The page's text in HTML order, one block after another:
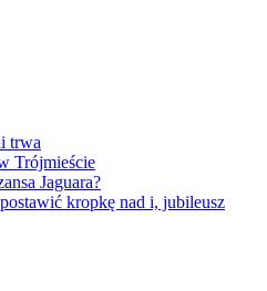
trwa
Trójmieście
Jaguara?
kropkę nad i, jubileusz